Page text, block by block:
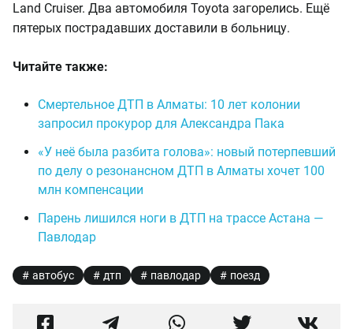
Land Cruiser. Два автомобиля Toyota загорелись. Ещё
пятерых пострадавших доставили в больницу.
Читайте также:
Смертельное ДТП в Алматы: 10 лет колонии
запросил прокурор для Александра Пака
«У неё была разбита голова»: новый потерпевший
по делу о резонансном ДТП в Алматы хочет 100
млн компенсации
Парень лишился ноги в ДТП на трассе Астана —
Павлодар
автобус дтп павлодар поезд